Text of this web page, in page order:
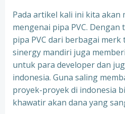
Pada artikel kali ini kita akan
mengenai pipa PVC.
pipa PVC dari berbagai merk
sinergy mandiri juga
untuk para developer dan
indonesia. Guna saling
proyek-proyek di indonesia
khawatir akan dana yang